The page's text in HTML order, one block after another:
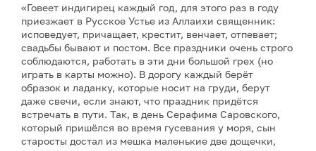
«Говеет индигирец каждый год, для этого раз в году
приезжает в Русское Устье из Аллаихи священник:
исповедует, причащает, крестит, венчает, отпевает;
свадьбы бывают и постом. Все праздники очень строго
соблюдаются, работать в эти дни большой грех (но
играть в карты можно). В дорогу каждый берёт
образок и ладанку, которые носит на груди, берут
даже свечи, если знают, что праздник придётся
встречать в пути. Так, в день Серафима Саровского,
который пришёлся во время гусевания у моря, сын
старосты достал из мешка маленькие две дощечки,